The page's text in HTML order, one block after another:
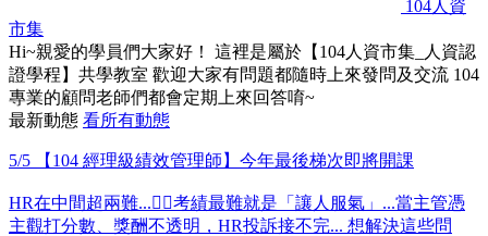
104人資
市集
Hi~親愛的學員們大家好！ 這裡是屬於【104人資市集_人資認
證學程】共學教室 歡迎大家有問題都隨時上來發問及交流 104
專業的顧問老師們都會定期上來回答唷~
最新動態 看所有動態
5/5 【104 經理級績效管理師】今年最後梯次即將開課
HR在中間超兩難...😵‍💫考績最難就是「讓人服氣」...當主管憑
主觀打分數、獎酬不透明，HR投訴接不完... 想解決這些問